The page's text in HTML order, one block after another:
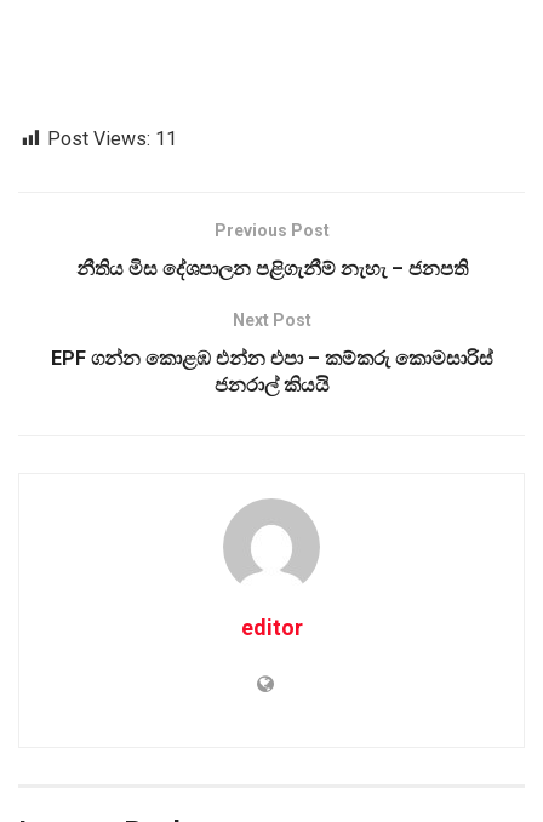
Post Views: 11
Previous Post
නීතිය මිස දේශපාලන පළිගැනීම් නැහැ – ජනපති
Next Post
EPF ගන්න කොළඹ එන්න එපා – කම්කරු කොමසාරිස්
ජනරාල් කියයි
editor